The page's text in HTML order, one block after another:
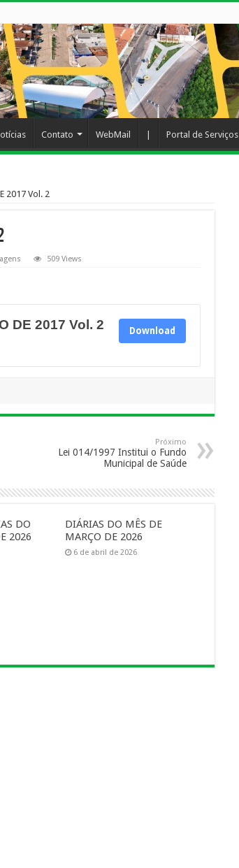
Contato WebMail Portal de Serviços
2017 Vol. 2
509 Views
DE 2017 Vol. 2 Download
Próximo
Lei 014/1997 Institui o Fundo
Municipal de Saúde
DO
2026
DIÁRIAS DO MÊS DE
MARÇO DE 2026
6 de abril de 2026